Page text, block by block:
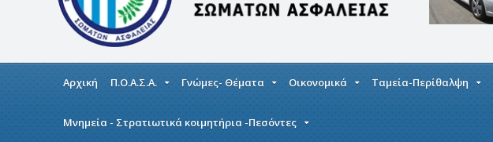
Αρχική Π.Ο.Α.Σ.Α. Γνώμες- Θέματα Οικονομικά Ταμεία-Περίθαλψη
Μνημεία - Στρατιωτικά κοιμητήρια -Πεσόντες